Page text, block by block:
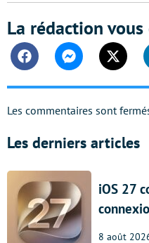
La rédaction
FacebookMessengerTwitter
Les commentaires sont
Les derniers articles
iOS 27
8 août